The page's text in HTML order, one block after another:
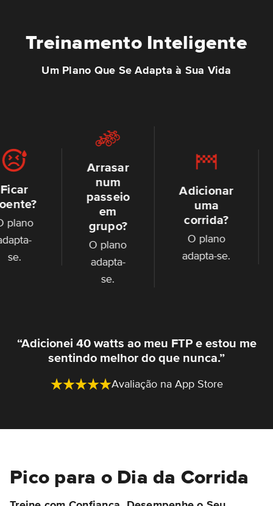
Treinamento Inteligente
Um Plano Que Se Adapta à Sua Vida
Arrasar
passeio
Adicionar
corrida?
adapta-se.
se.
“Adicionei 40 watts ao meu FTP e estou me
sentindo melhor do que nunca.”
Avaliação na App Store
Pico para o Dia da Corrida